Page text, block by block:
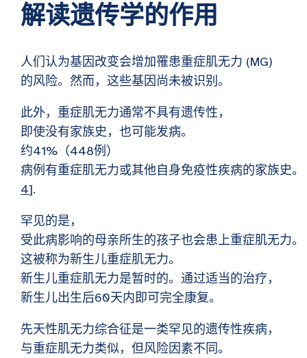
解读遗传学的作用
人们认为基因改变会增加罹患重症肌无力 (MG)
的风险。然而，这些基因尚未被识别。
此外，重症肌无力通常不具有遗传性，
即使没有家族史，也可能发病。
约41%（448例）
病例有重症肌无力或其他自身免疫性疾病的家族史。
4].
罕见的是，
受此病影响的母亲所生的孩子也会患上重症肌无力。
这被称为新生儿重症肌无力。
新生儿重症肌无力是暂时的。通过适当的治疗，
新生儿出生后60天内即可完全康复。
先天性肌无力综合征是一类罕见的遗传性疾病，
与重症肌无力类似，但风险因素不同。